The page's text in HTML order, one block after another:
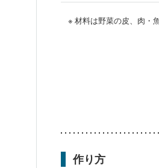
※ 材料は野菜の皮、肉・
作り方